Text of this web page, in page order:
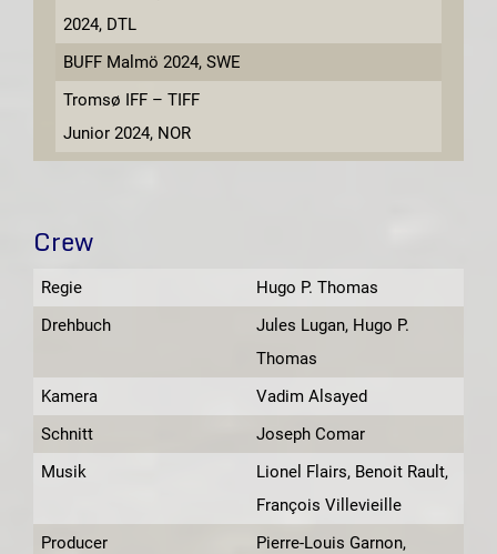
2024, DTL
BUFF Malmö 2024, SWE
Tromsø IFF – TIFF
Junior 2024, NOR
Crew
Regie
Hugo P. Thomas
Drehbuch
Jules Lugan, Hugo P.
Thomas
Kamera
Vadim Alsayed
Schnitt
Joseph Comar
Musik
Lionel Flairs, Benoit Rault,
François Villevieille
Producer
Pierre-Louis Garnon,